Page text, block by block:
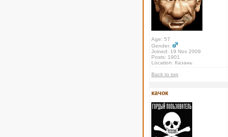
Age: 57
Gender:
Joined: 19 Nov 2009
Posts: 1901
Location: Казань
Back to top
качок